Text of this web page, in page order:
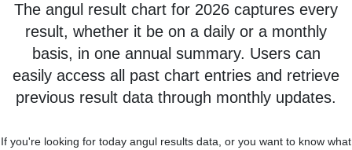
The angul result chart for 2026 captures every
result, whether it be on a daily or a monthly
basis, in one annual summary. Users can
easily access all past chart entries and retrieve
previous result data through monthly updates.
If you're looking for today angul results data, or you want to know what